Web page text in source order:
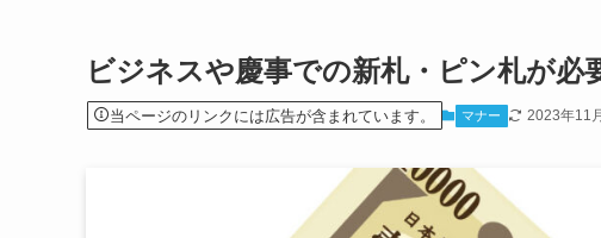
ビジネスや慶事での新札・ピン札が必
当ページのリンクには広告が含まれています。 マナー 2023年11